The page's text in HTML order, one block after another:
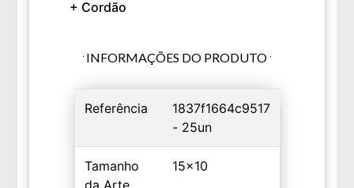
+ Cordão
INFORMAÇÕES DO PRODUTO
Referência
1837f1664c9517
- 25un
Tamanho
da Arte
15x10